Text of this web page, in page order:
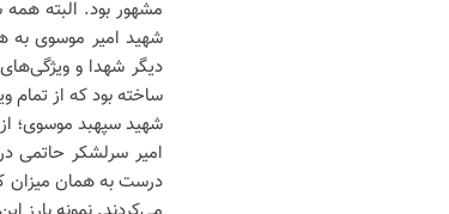
مشهور بود. البته
شهید امیر موسوی به
دیگر شهدا و
ساخته بود که از تمام
شهید سپهبد موسوی؛
امیر سرلشکر حاتمی
درست به همان میزان